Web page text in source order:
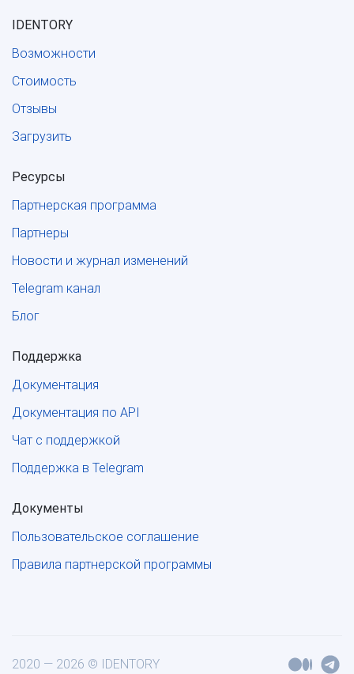
IDENTORY
Возможности
Стоимость
Отзывы
Загрузить
Ресурсы
Партнерская программа
Партнеры
Новости и журнал изменений
Telegram канал
Блог
Поддержка
Документация
Документация по API
Чат с поддержкой
Поддержка в Telegram
Документы
Пользовательское соглашение
Правила партнерской программы
2020 — 2026 © IDENTORY